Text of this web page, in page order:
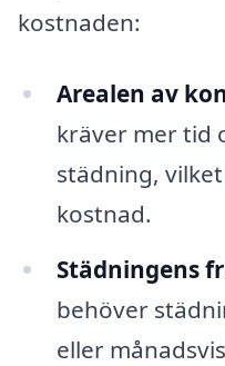
kostnaden:
Arealen av
kräver mer tid
städning,
kostnad.
Städningens
behöver
eller